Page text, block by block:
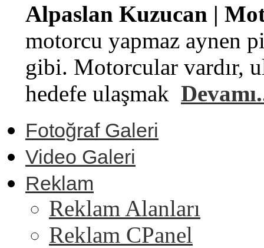
Alpaslan Kuzucan |
motorcu yapmaz aynen
gibi. Motorcular vardır,
hedefe ulaşmak
Fotoğraf Galeri
Video Galeri
Reklam
Reklam Alanları
Reklam CPanel